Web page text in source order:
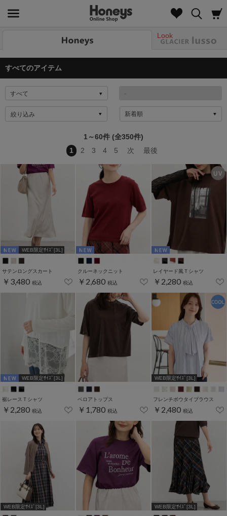
Look
すべてのアイテム
絞り込み
1～60件 (全350件)
1
2 3 4 5 次 最後
WEB限定ｻｲｽﾞ[3L]
サテンロングスカート
￥3,480 税込
クルーネックニット
￥2,680 税込
レイヤード風Ｔシャツ
￥2,280 税込
WEB限定ｻｲｽﾞ[3L]
裾レースＴシャツ
￥2,280 税込
ベロアトップス
￥1,780 税込
WEB限定ｻｲｽﾞ[3L]
フレンチボウタイブラウス
￥2,480 税込
WEB限定ｻｲｽﾞ[3L] WEB限定ｻｲｽﾞ[3L]